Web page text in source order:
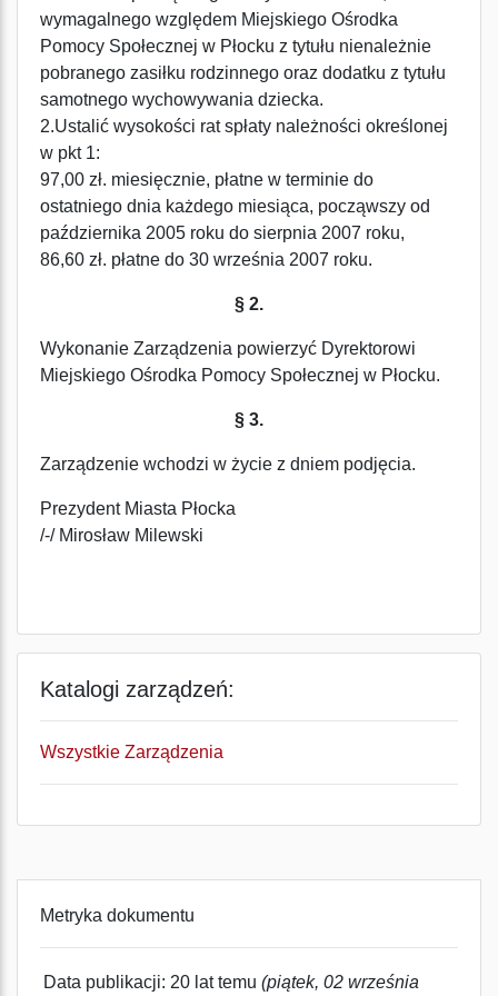
wymagalnego względem Miejskiego Ośrodka
Pomocy Społecznej w Płocku z tytułu nienależnie
pobranego zasiłku rodzinnego oraz dodatku z tytułu
samotnego wychowywania dziecka.
2.Ustalić wysokości rat spłaty należności określonej
w pkt 1:
97,00 zł. miesięcznie, płatne w terminie do
ostatniego dnia każdego miesiąca, począwszy od
października 2005 roku do sierpnia 2007 roku,
86,60 zł. płatne do 30 września 2007 roku.
§ 2.
Wykonanie Zarządzenia powierzyć Dyrektorowi
Miejskiego Ośrodka Pomocy Społecznej w Płocku.
§ 3.
Zarządzenie wchodzi w życie z dniem podjęcia.
Prezydent Miasta Płocka
/-/ Mirosław Milewski
Katalogi zarządzeń:
Wszystkie Zarządzenia
Metryka dokumentu
Data publikacji: 20 lat temu (piątek, 02 września